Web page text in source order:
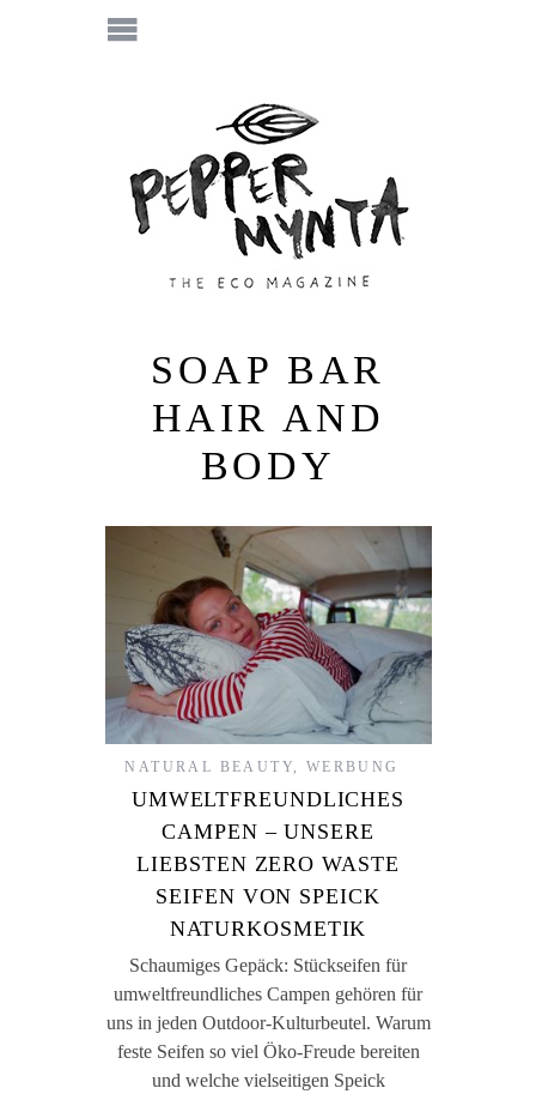
SOAP BAR
HAIR AND
BODY
NATURAL BEAUTY, WERBUNG
UMWELTFREUNDLICHES
CAMPEN – UNSERE
LIEBSTEN ZERO WASTE
SEIFEN VON SPEICK
NATURKOSMETIK
Schaumiges Gepäck: Stückseifen für
umweltfreundliches Campen gehören für
uns in jeden Outdoor-Kulturbeutel. Warum
feste Seifen so viel Öko-Freude bereiten
und welche vielseitigen Speick